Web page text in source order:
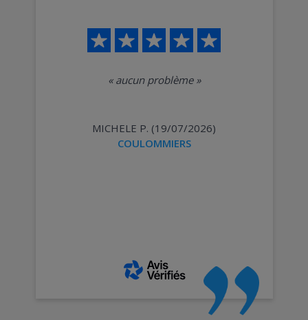
« aucun problème»
MICHELE P. (19/07/2026)
COULOMMIERS